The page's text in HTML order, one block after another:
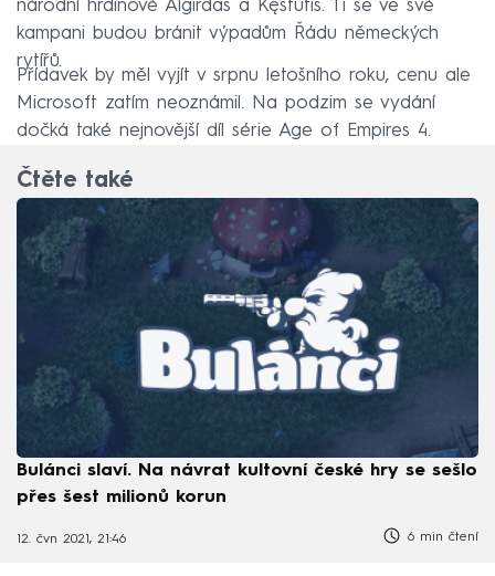
národní hrdinové Algirdas a Kęstutis. Ti se ve své
kampani budou bránit výpadům Řádu německých
rytířů.
Přídavek by měl vyjít v srpnu letošního roku, cenu ale
Microsoft zatím neoznámil. Na podzim se vydání
dočká také nejnovější díl série Age of Empires 4.
Čtěte také
Bulánci slaví. Na návrat kultovní české hry se sešlo
přes šest milionů korun
12. čvn 2021, 21:46 6 min čtení